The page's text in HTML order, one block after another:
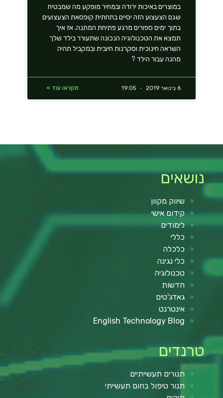
במוצרים באיכות ירודה ובמחיר מופקע מה שמבטיח
שגם הצעצוע הזה יסיים בתחתית קופסאת הצעצועים
בתוך ימים ספורים מרגע פתיחת המתנה. אז איך
תמצא את הטכנולוגיה הנכונה שתעורר בילד שלך
השראה חינוכית וסקרנות חיובית ובמקביל תהיה
מהנה עבור הילד ?
תקראו עוד » 6 בינואר 2019
נושאים
שיווק מקוון
קידום אישי
לימודים
כללי
כלכלה
כלי נגינה
טכנולוגיה
חדשות
גאדג'טים
אינטרנט
English Technology Blog
טרנדים
תנורים תעשייתיים
תנור טיפול בחום תעשייתי